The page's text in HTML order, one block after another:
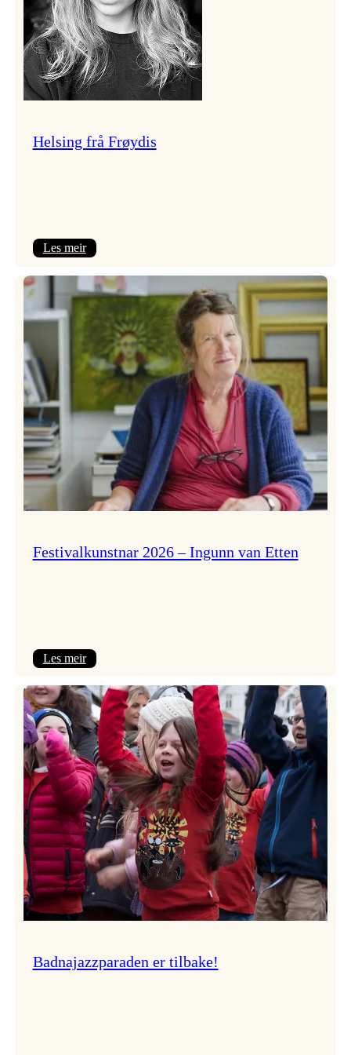
Helsing frå Frøydis
Les meir:
frå
Frøydis
Festivalkunstnar 2026 – Ingunn van Etten
Les meir:
2026
–
Ingunn van Etten
Badnajazzparaden er tilbake!